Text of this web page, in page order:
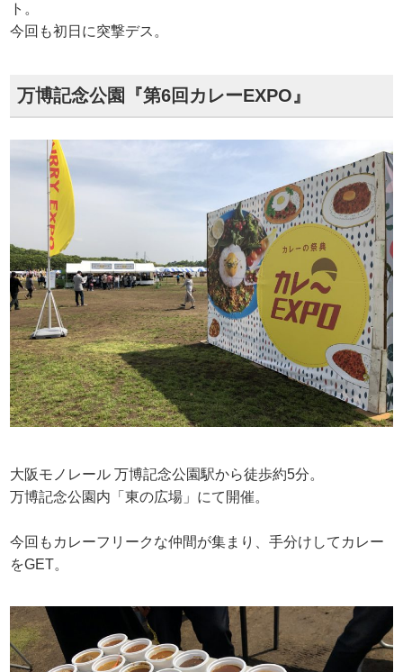
ト。
今回も初日に突撃デス。
万博記念公園『第6回カレーEXPO』
大阪モノレール 万博記念公園駅から徒歩約5分。
万博記念公園内「東の広場」にて開催。
今回もカレーフリークな仲間が集まり、手分けしてカレー
をGET。